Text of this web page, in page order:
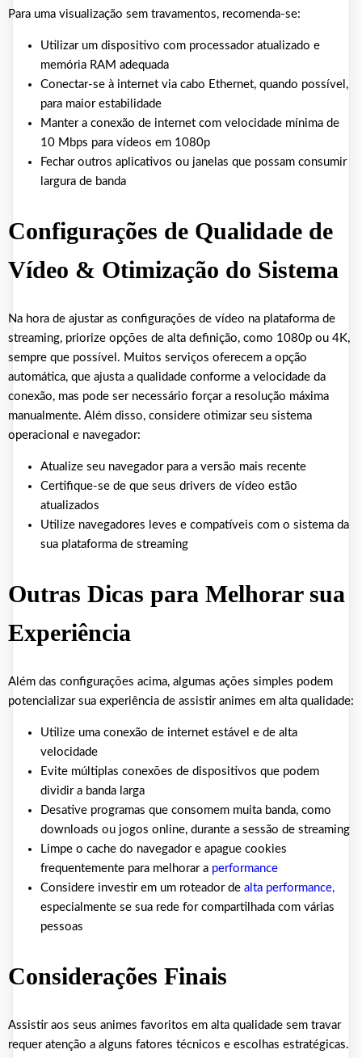
Para uma visualização sem travamentos, recomenda-se:
Utilizar um dispositivo com processador atualizado e
memória RAM adequada
Conectar-se à internet via cabo Ethernet, quando possível,
para maior estabilidade
Manter a conexão de internet com velocidade mínima de
10 Mbps para vídeos em 1080p
Fechar outros aplicativos ou janelas que possam consumir
largura de banda
Configurações de Qualidade de
Vídeo & Otimização do Sistema
Na hora de ajustar as configurações de vídeo na plataforma de
streaming, priorize opções de alta definição, como 1080p ou 4K,
sempre que possível. Muitos serviços oferecem a opção
automática, que ajusta a qualidade conforme a velocidade da
conexão, mas pode ser necessário forçar a resolução máxima
manualmente. Além disso, considere otimizar seu sistema
operacional e navegador:
Atualize seu navegador para a versão mais recente
Certifique-se de que seus drivers de vídeo estão
atualizados
Utilize navegadores leves e compatíveis com o sistema da
sua plataforma de streaming
Outras Dicas para Melhorar sua
Experiência
Além das configurações acima, algumas ações simples podem
potencializar sua experiência de assistir animes em alta qualidade:
Utilize uma conexão de internet estável e de alta
velocidade
Evite múltiplas conexões de dispositivos que podem
dividir a banda larga
Desative programas que consomem muita banda, como
downloads ou jogos online, durante a sessão de streaming
Limpe o cache do navegador e apague cookies
frequentemente para melhorar a performance
Considere investir em um roteador de alta performance,
especialmente se sua rede for compartilhada com várias
pessoas
Considerações Finais
Assistir aos seus animes favoritos em alta qualidade sem travar
requer atenção a alguns fatores técnicos e escolhas estratégicas.